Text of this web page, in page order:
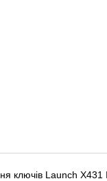
ключів Launch